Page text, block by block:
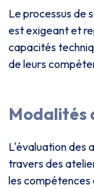
Le processus de
est exigeant et
capacités
de leurs
Modalités
L'évaluation des
travers des
les compétences